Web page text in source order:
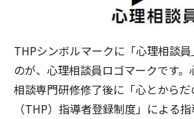
THPシンボルマークに「心理相談
のが、心理相談員ロゴマークです
相談専門研修修了後に「心とからだ
（THP）指導者登録制度」による